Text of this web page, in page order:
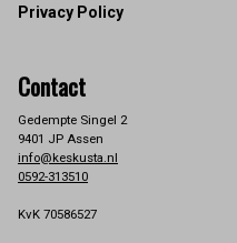
Privacy Policy
Contact
Gedempte Singel 2
9401 JP Assen
info@keskusta.nl
0592-313510
KvK 70586527